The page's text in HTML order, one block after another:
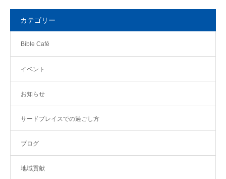
カテゴリー
Bible Café
イベント
お知らせ
サードプレイスでの過ごし方
ブログ
地域貢献